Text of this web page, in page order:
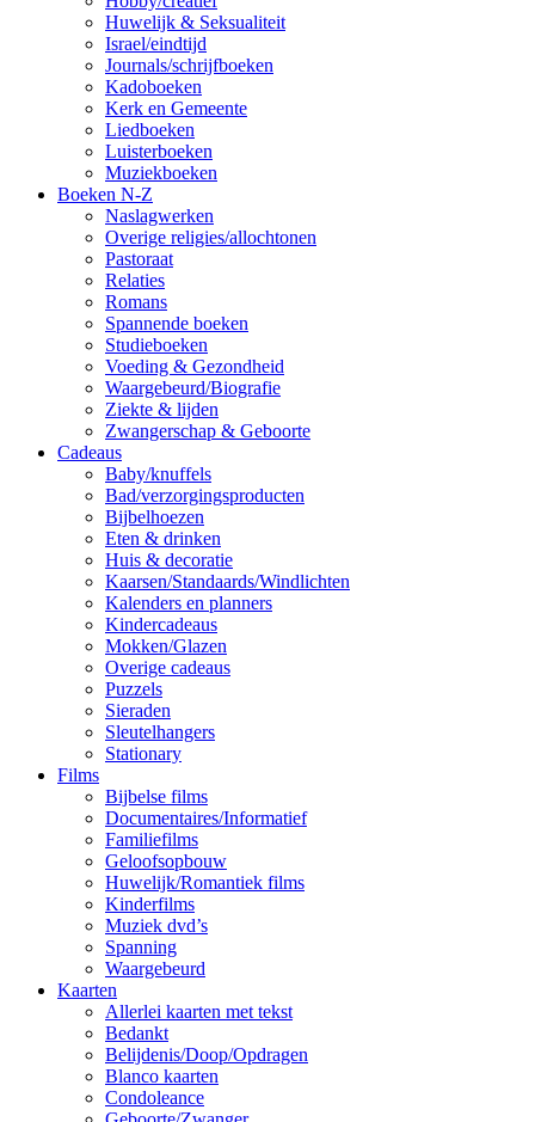
Huwelijk & Seksualiteit
Israel/eindtijd
Journals/schrijfboeken
Kadoboeken
Kerk en Gemeente
Liedboeken
Luisterboeken
Muziekboeken
Boeken N-Z
Naslagwerken
Overige religies/allochtonen
Pastoraat
Relaties
Romans
Spannende boeken
Studieboeken
Voeding & Gezondheid
Waargebeurd/Biografie
Ziekte & lijden
Zwangerschap & Geboorte
Cadeaus
Baby/knuffels
Bad/verzorgingsproducten
Bijbelhoezen
Eten & drinken
Huis & decoratie
Kaarsen/Standaards/Windlichten
Kalenders en planners
Kindercadeaus
Mokken/Glazen
Overige cadeaus
Puzzels
Sieraden
Sleutelhangers
Stationary
Films
Bijbelse films
Documentaires/Informatief
Familiefilms
Geloofsopbouw
Huwelijk/Romantiek films
Kinderfilms
Muziek dvd’s
Spanning
Waargebeurd
Kaarten
Allerlei kaarten met tekst
Bedankt
Belijdenis/Doop/Opdragen
Blanco kaarten
Condoleance